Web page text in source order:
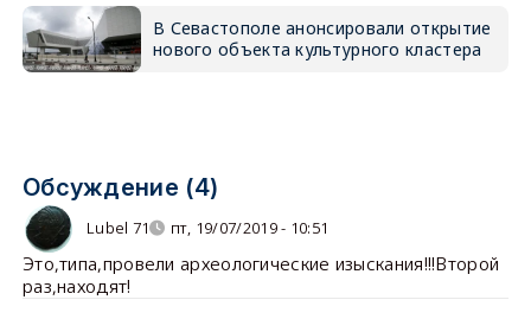
В Севастополе анонсировали открытие
нового объекта культурного кластера
Обсуждение (4)
Lubel 71 пт, 19/07/2019 - 10:51
Это,типа,провели археологические изыскания!!!Второй
раз,находят!